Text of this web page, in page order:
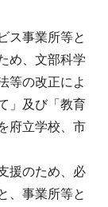
ス事業所等と
め、文部科学
等の改正によ
」及び「教育
府立学校、市
援のため、必
、事業所等と